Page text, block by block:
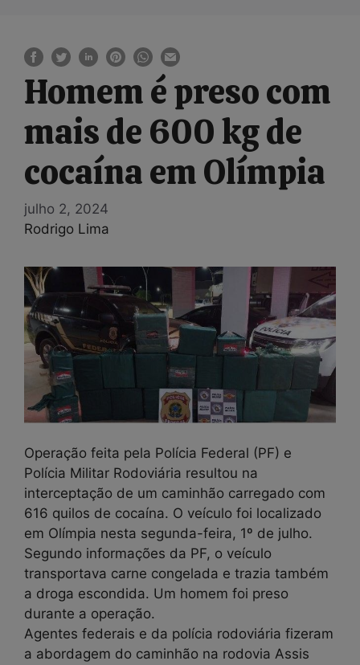
Homem é preso com
mais de 600 kg de
cocaína em Olímpia
julho 2, 2024
Rodrigo Lima
Operação feita pela Polícia Federal (PF) e
Polícia Militar Rodoviária resultou na
interceptação de um caminhão carregado com
616 quilos de cocaína. O veículo foi localizado
em Olímpia nesta segunda-feira, 1º de julho.
Segundo informações da PF, o veículo
transportava carne congelada e trazia também
a droga escondida. Um homem foi preso
durante a operação.
Agentes federais e da polícia rodoviária fizeram
a abordagem do caminhão na rodovia Assis